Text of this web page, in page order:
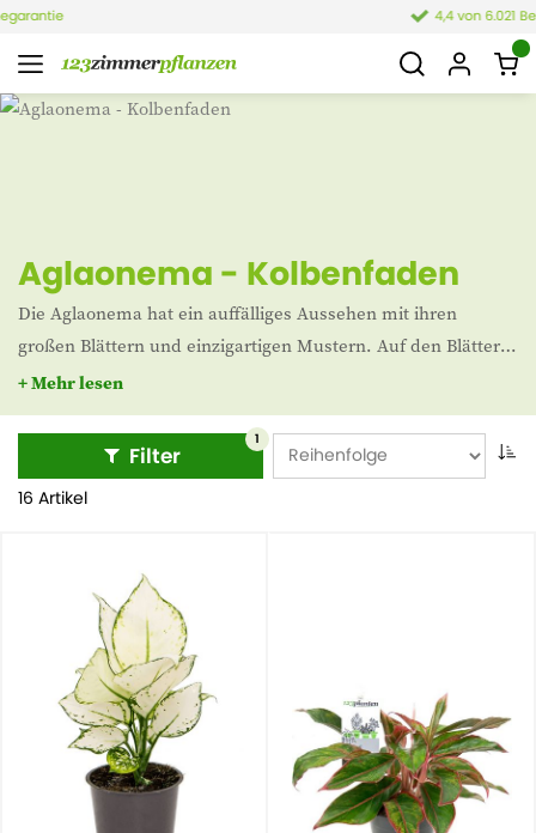
Aglaonema - Kolbenfaden
Die Aglaonema hat ein auffälliges Aussehen mit ihren
großen Blättern und einzigartigen Mustern. Auf den Blättern
sind oft gestreifte oder fleckige Zeichnungen zu sehen. Diese
Zimmerpflanze stammt aus tropischen Gebieten in
Indonesien und den umliegenden Ländern. In unserem
Sortiment finden Sie verschiedene Arten, wie z.B. die
Aglaonema Christina, Crete und Cutlass. Außerdem ist sie
+ Mehr lesen
Filter
1
16 Artikel